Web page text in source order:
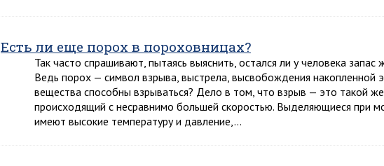
Есть ли еще порох в пороховницах?
Так часто спрашивают, пытаясь выяснить, остался ли у человека запас
Ведь порох — символ взрыва, выстрела, высвобождения накопленной
вещества способны взрываться? Дело в том, что взрыв — это такой же
происходящий с несравнимо большей скоростью. Выделяющиеся при
имеют высокие температуру и давление,…